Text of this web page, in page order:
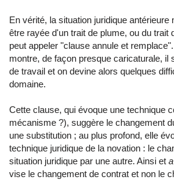
En vérité, la situation juridique antérieure
être rayée d'un trait de plume, ou du trait
peut appeler "clause annule et
montre, de façon presque caricaturale, il
de travail et on devine alors quelques
domaine.
Cette clause, qui évoque une technique
mécanisme ?), suggère le changement
une substitution ; au plus profond, elle
technique juridique de la novation : le
situation juridique par une autre. Ainsi et
vise le changement de contrat et non le